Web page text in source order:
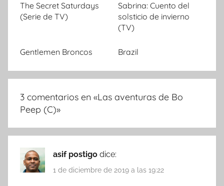
The Secret Saturdays
(Serie de TV)
Sabrina: Cuento del
solsticio de invierno
(TV)
Gentlemen Broncos Brazil
3 comentarios en «Las aventuras de Bo
Peep (C)»
asif postigo dice:
1 de diciembre de 2019 a las 19:22